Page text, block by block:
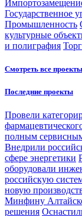
Государственное
Промышленность
культурные
и полиграфия
Смотреть все проекты
Последние проекты
Провели
полным
Внедрили
сфере энергетики
оборудовали
российскую
новую
Минфину
решения